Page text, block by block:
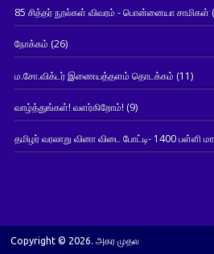
85 சித்தர் நூல்கள் விவரம் - பொன்னையா சாமிகள்
நோக்கம் (26)
ம.சோ.விக்டர் இணையத்தளம் தொடக்கம் (11)
வாழ்த்துங்கள்! வளர்கிறோம்! (9)
தமிழர் வரலாறு வினா விடை போட்டி- 1400 பள்ளி
Copyright © 2026. அகர முதல